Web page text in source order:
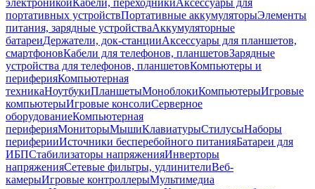
электроникойКабели, переходникиАксессуары для
портативных устройствПортативные аккумуляторыЭлементы
питания, зарядные устройстваАккумуляторные
батареиДержатели, док-станцииАксессуары для планшетов,
смартфоновКабели для телефонов, планшетовЗарядные
устройства для телефонов, планшетовКомпьютеры и
периферияКомпьютерная
техникаНоутбукиПланшетыМоноблокиКомпьютерыИгровые
компьютерыИгровые консолиСерверное
оборудованиеКомпьютерная
периферияМониторыМышиКлавиатурыСтилусыНаборы
периферииИсточники бесперебойного питанияБатареи для
ИБПСтабилизаторы напряженияИнверторы
напряженияСетевые фильтры, удлинителиВеб-
камерыИгровые контроллерыМультимедиа